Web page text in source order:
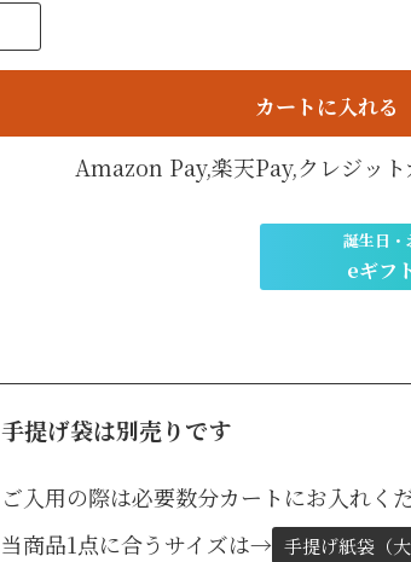
カートに入れる
Amazon Pay,楽天Pay,クレジッ
手提げ袋は別売りです
ご入用の際は必要数分カートにお入れくだ
当商品1点に合うサイズは→ 手提げ紙袋（大